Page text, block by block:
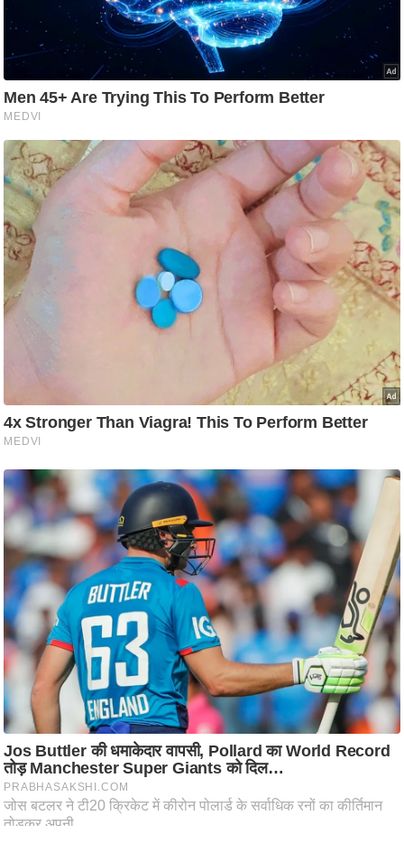
आ
र
.
आ
ई
.
चा
य
प
र
स
ज्यो
ति
ष
प्र
भु
म
हि
मा
/
ध
र्म
स्थ
ल
व्र
त
त्यो
हा
र